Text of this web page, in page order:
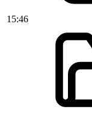
15:46